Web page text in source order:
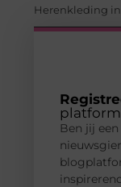
Herenkleding
Ben jij